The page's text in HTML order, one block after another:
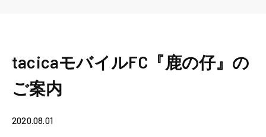
tacicaモバイルFC『鹿の仔』の
ご案内
2020.08.01